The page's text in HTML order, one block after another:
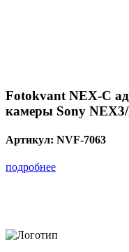
Fotokvant NEX-C
камеры Sony
Артикул: NVF-7063
подробнее